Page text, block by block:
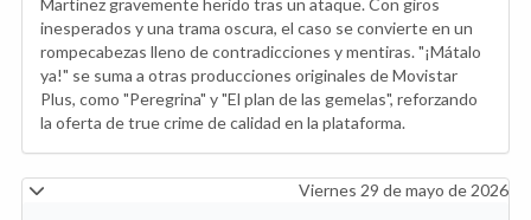
Martínez gravemente herido tras un ataque. Con giros
inesperados y una trama oscura, el caso se convierte en un
rompecabezas lleno de contradicciones y mentiras. "¡Mátalo
ya!" se suma a otras producciones originales de Movistar
Plus, como "Peregrina" y "El plan de las gemelas", reforzando
la oferta de true crime de calidad en la plataforma.
Viernes 29 de mayo de 2026